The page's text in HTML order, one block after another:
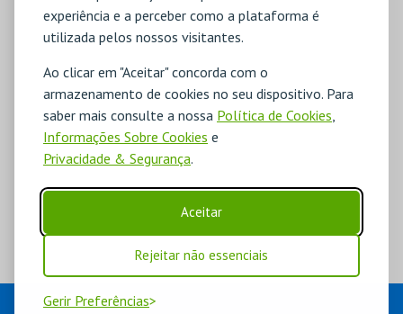
experiência e a perceber como a plataforma é
utilizada pelos nossos visitantes.
Ao clicar em "Aceitar" concorda com o
armazenamento de cookies no seu dispositivo. Para
saber mais consulte a nossa Política de Cookies
Informações Sobre Cookies e
Privacidade & Segurança.
Aceitar
Rejeitar não essenciais
Gerir Preferências
EVENTOS